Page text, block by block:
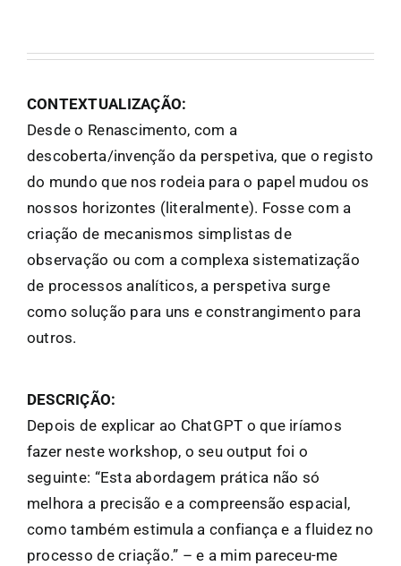
CONTEXTUALIZAÇÃO:
Desde o Renascimento, com a
descoberta/invenção da perspetiva, que o registo
do mundo que nos rodeia para o papel mudou os
nossos horizontes (literalmente). Fosse com a
criação de mecanismos simplistas de
observação ou com a complexa sistematização
de processos analíticos, a perspetiva surge
como solução para uns e constrangimento para
outros.
DESCRIÇÃO:
Depois de explicar ao ChatGPT o que iríamos
fazer neste workshop, o seu output foi o
seguinte: “Esta abordagem prática não só
melhora a precisão e a compreensão espacial,
como também estimula a confiança e a fluidez no
processo de criação.” – e a mim pareceu-me